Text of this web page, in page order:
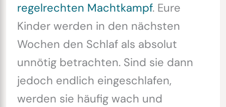
regelrechten Machtkampf. Eure
Kinder werden in den nächsten
Wochen den Schlaf als absolut
unnötig betrachten. Sind sie dann
jedoch endlich eingeschlafen,
werden sie häufig wach und